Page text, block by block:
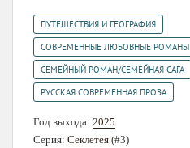
ПУТЕШЕСТВИЯ И ГЕОГРАФИЯ
СОВРЕМЕННЫЕ ЛЮБОВНЫЕ РОМАНЫ
СЕМЕЙНЫЙ РОМАН/СЕМЕЙНАЯ САГА
РУССКАЯ СОВРЕМЕННАЯ ПРОЗА
Год выхода: 2025
Серия: Секлетея (#3)